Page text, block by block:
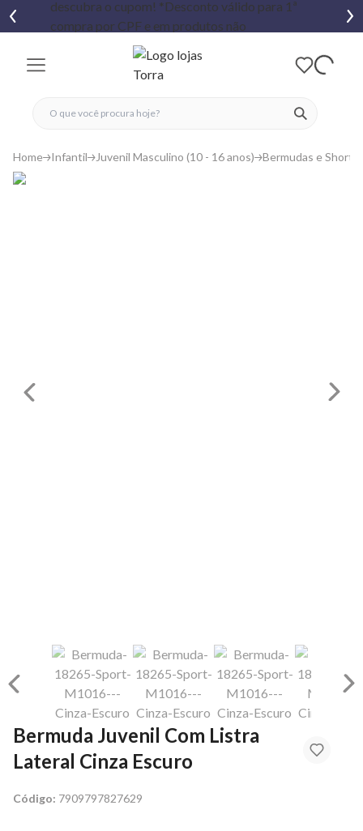
ver
fechar menu
fechar menu
favoritos
Home Infantil Juvenil Masculino (10 - 16 anos) Bermudas e Shorts
Bermuda Juvenil Com Listra
Lateral Cinza Escuro
Código: 7909797827629